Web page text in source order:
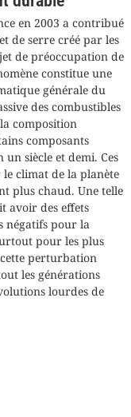
en 2003 a contribué
de serre créé par les
de préoccupation de
constitue une
générale du
des combustibles
composition
composants
siècle et demi. Ces
climat de la planète
plus chaud. Une telle
avoir des effets
négatifs pour la
pour les plus
cette perturbation
les générations
lourdes de